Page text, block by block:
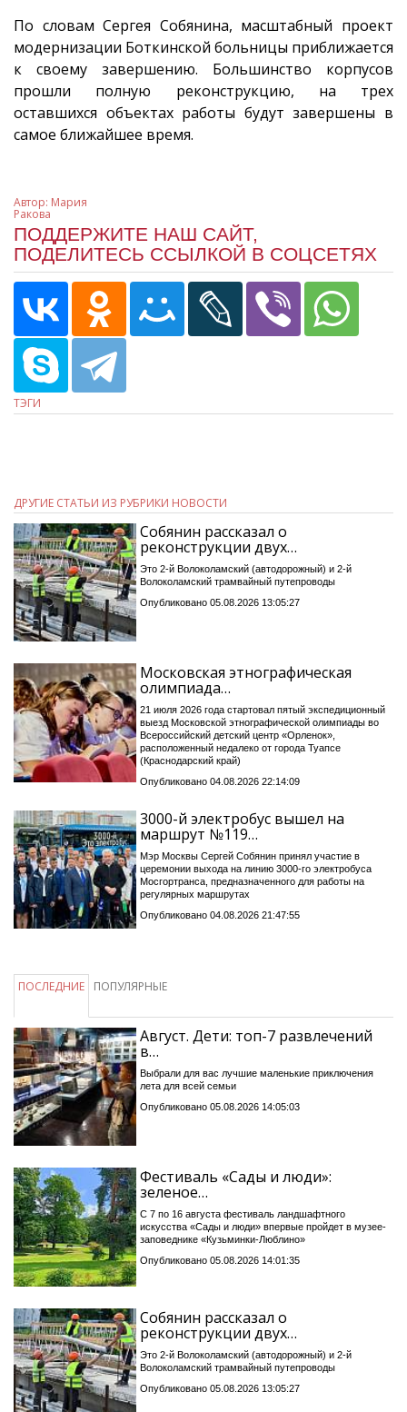
По словам Сергея Собянина, масштабный проект
модернизации Боткинской больницы приближается
к своему завершению. Большинство корпусов
прошли полную реконструкцию, на трех
оставшихся объектах работы будут завершены в
самое ближайшее время.
Автор: Мария
Ракова
ПОДДЕРЖИТЕ НАШ САЙТ,
ПОДЕЛИТЕСЬ ССЫЛКОЙ В СОЦСЕТЯХ
ТЭГИ
ДРУГИЕ СТАТЬИ ИЗ РУБРИКИ НОВОСТИ
Собянин рассказал о
реконструкции двух…
Это 2-й Волоколамский (автодорожный) и 2-й
Волоколамский трамвайный путепроводы
Опубликовано 05.08.2026 13:05:27
Московская этнографическая
олимпиада…
21 июля 2026 года стартовал пятый экспедиционный
выезд Московской этнографической олимпиады во
Всероссийский детский центр «Орленок»,
расположенный недалеко от города Туапсе
(Краснодарский край)
Опубликовано 04.08.2026 22:14:09
3000-й электробус вышел на
маршрут №119…
Мэр Москвы Сергей Собянин принял участие в
церемонии выхода на линию 3000-го электробуса
Мосгортранса, предназначенного для работы на
регулярных маршрутах
Опубликовано 04.08.2026 21:47:55
ПОСЛЕДНИЕ ПОПУЛЯРНЫЕ
Август. Дети: топ-7 развлечений
в…
Выбрали для вас лучшие маленькие приключения
лета для всей семьи
Опубликовано 05.08.2026 14:05:03
Фестиваль «Сады и люди»:
зеленое…
С 7 по 16 августа фестиваль ландшафтного
искусства «Сады и люди» впервые пройдет в музее-
заповеднике «Кузьминки-Люблино»
Опубликовано 05.08.2026 14:01:35
Собянин рассказал о
реконструкции двух…
Это 2-й Волоколамский (автодорожный) и 2-й
Волоколамский трамвайный путепроводы
Опубликовано 05.08.2026 13:05:27